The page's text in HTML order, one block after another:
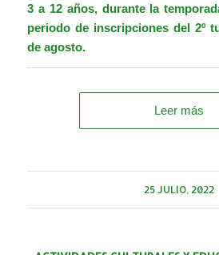
3 a 12 años, durante la
periodo de inscripciones del 2º
de agosto.
Leer más
25 JULIO, 2022